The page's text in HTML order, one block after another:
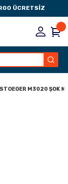
ÜCRETSİZ
STOEGER M3020 ŞOK